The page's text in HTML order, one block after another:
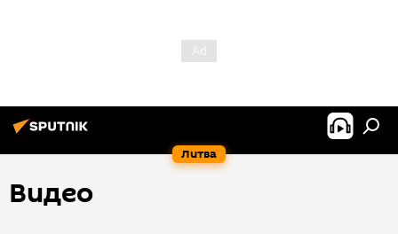
Литва
Видео